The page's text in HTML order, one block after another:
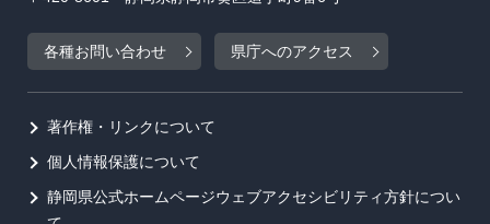
各種お問い合わせ 県庁へのアクセス
著作権・リンクについて
個人情報保護について
静岡県公式ホームページウェブアクセシビリティ方針につい